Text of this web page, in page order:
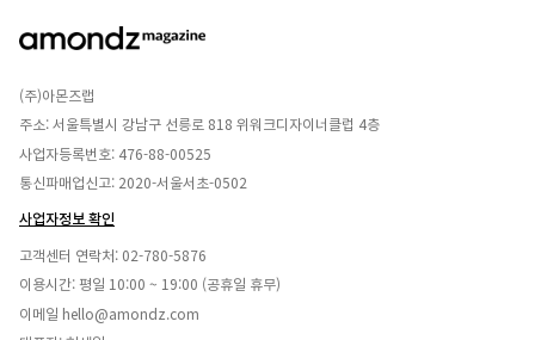
(주)아몬즈랩
주소: 서울특별시 강남구 선릉로 818 위워크디자이너클럽 4층
사업자등록번호: 476-88-00525
통신파매업신고: 2020-서울서초-0502
사업자정보 확인
고객센터 연락처: 02-780-5876
이용시간: 평일 10:00 ~ 19:00 (공휴일 휴무)
이메일 hello@amondz.com